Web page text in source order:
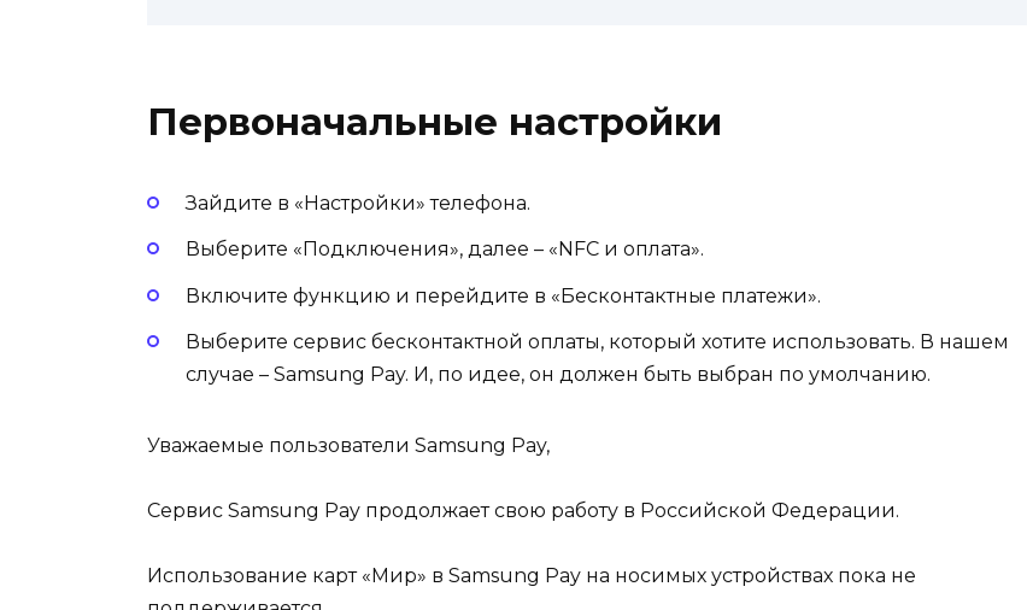
Первоначальные настройки
Зайдите в «Настройки» телефона.
Выберите «Подключения», далее – «NFC и оплата».
Включите функцию и перейдите в «Бесконтактные платежи».
Выберите сервис бесконтактной оплаты, который хотите использовать. В нашем
случае – Samsung Pay. И, по идее, он должен быть выбран по умолчанию.
Уважаемые пользователи Samsung Pay,
Сервис Samsung Pay продолжает свою работу в Российской Федерации.
Использование карт «Мир» в Samsung Pay на носимых устройствах пока не